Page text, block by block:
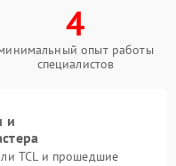
4
опыт работы
специалистов
и
TCL и прошедшие